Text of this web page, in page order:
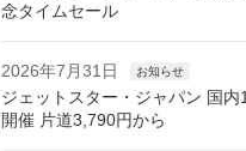
念タイムセール
2026年7月31日 お知らせ
ジェットスター・ジャパン 国
開催 片道3,790円から